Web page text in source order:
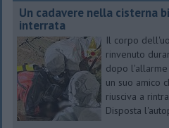
Un cadavere nella cisterna
interrata
Il corpo
rinvenuto
dopo
un suo amico
riusciva a
Disposta